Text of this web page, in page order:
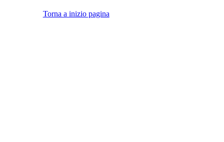
Torna a inizio pagina